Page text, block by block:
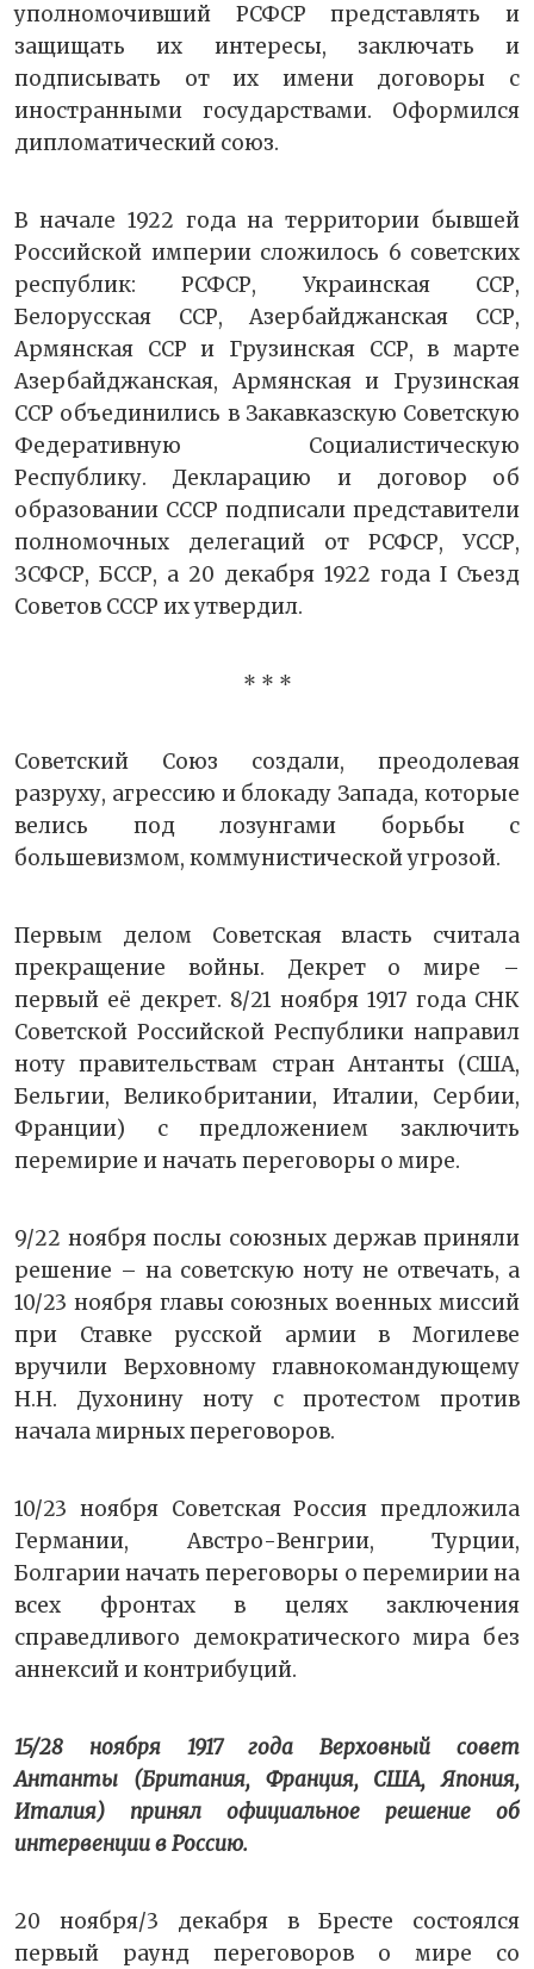
уполномочивший РСФСР представлять и
защищать их интересы, заключать и
подписывать от их имени договоры с
иностранными государствами. Оформился
дипломатический союз.
В начале 1922 года на территории бывшей
Российской империи сложилось 6 советских
республик: РСФСР, Украинская ССР,
Белорусская ССР, Азербайджанская ССР,
Армянская ССР и Грузинская ССР, в марте
Азербайджанская, Армянская и Грузинская
ССР объединились в Закавказскую Советскую
Федеративную Социалистическую
Республику. Декларацию и договор об
образовании СССР подписали представители
полномочных делегаций от РСФСР, УССР,
ЗСФСР, БССР, а 20 декабря 1922 года I Съезд
Советов СССР их утвердил.
* * *
Советский Союз создали, преодолевая
разруху, агрессию и блокаду Запада, которые
велись под лозунгами борьбы с
большевизмом, коммунистической угрозой.
Первым делом Советская власть считала
прекращение войны. Декрет о мире –
первый её декрет. 8/21 ноября 1917 года СНК
Советской Российской Республики направил
ноту правительствам стран Антанты (США,
Бельгии, Великобритании, Италии, Сербии,
Франции) с предложением заключить
перемирие и начать переговоры о мире.
9/22 ноября послы союзных держав приняли
решение – на советскую ноту не отвечать, а
10/23 ноября главы союзных военных миссий
при Ставке русской армии в Могилеве
вручили Верховному главнокомандующему
Н.Н. Духонину ноту с протестом против
начала мирных переговоров.
10/23 ноября Советская Россия предложила
Германии, Австро-Венгрии, Турции,
Болгарии начать переговоры о перемирии на
всех фронтах в целях заключения
справедливого демократического мира без
аннексий и контрибуций.
15/28 ноября 1917 года Верховный совет
Антанты (Британия, Франция, США, Япония,
Италия) принял официальное решение об
интервенции в Россию.
20 ноября/3 декабря в Бресте состоялся
первый раунд переговоров о мире со